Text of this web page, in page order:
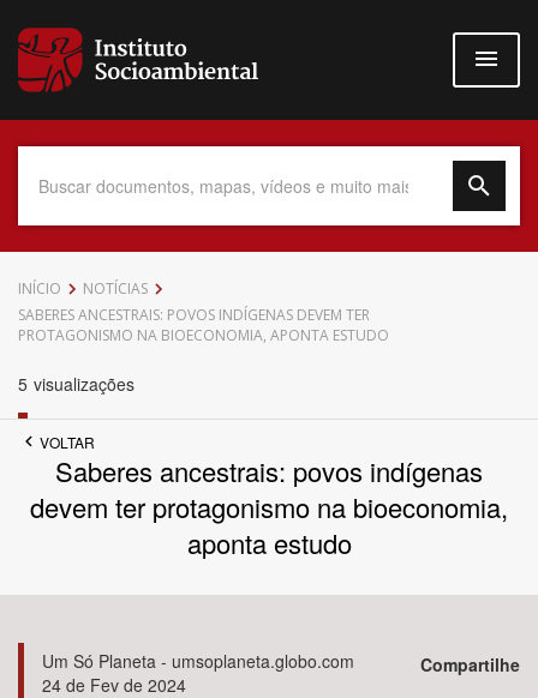
para
conteúdo
Data do Documento
Bioma / Bacia
Tema
INÍCIO
NOTÍCIAS
SABERES ANCESTRAIS: POVOS INDÍGENAS DEVEM TER
PROTAGONISMO NA BIOECONOMIA, APONTA ESTUDO
5 visualizações
VOLTAR
Saberes ancestrais: povos indígenas
devem ter protagonismo na bioeconomia,
aponta estudo
Um Só Planeta - umsoplaneta.globo.com
24 de Fev de 2024
Compartilhe